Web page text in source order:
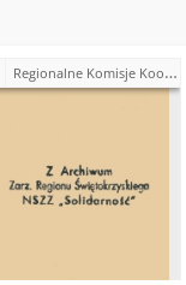
Regionalne Komisje Koordynacyjne NSZZ "Solidarność"